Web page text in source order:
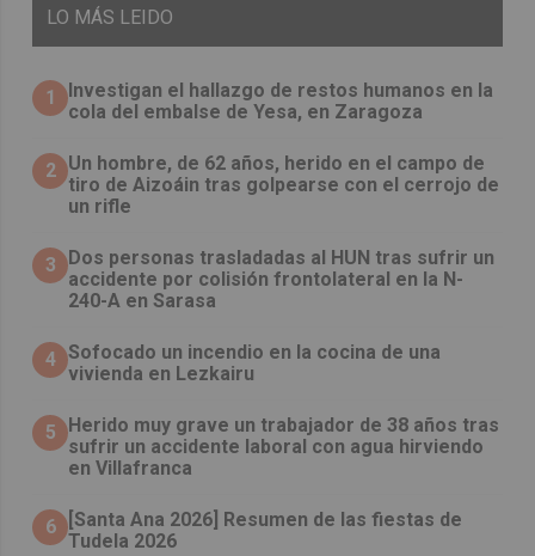
LO MÁS LEIDO
1
Investigan el hallazgo de restos humanos en la
cola del embalse de Yesa, en Zaragoza
2 Un hombre, de 62 años, herido en el campo de
tiro de Aizoáin tras golpearse con el cerrojo de
un rifle
3
​Dos personas trasladadas al HUN tras sufrir un
accidente por colisión frontolateral en la N-
240-A en Sarasa
4 Sofocado un incendio en la cocina de una
vivienda en Lezkairu
5
Herido muy grave un trabajador de 38 años tras
sufrir un accidente laboral con agua hirviendo
en Villafranca
6
[Santa Ana 2026] Resumen de las fiestas de
Tudela 2026